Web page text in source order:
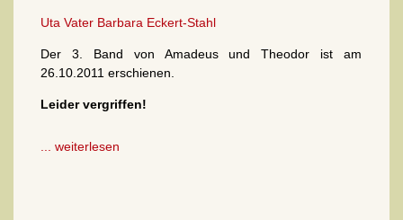
Uta Vater Barbara Eckert-Stahl
Der 3. Band von Amadeus und Theodor ist am
26.10.2011 erschienen.
Leider vergriffen!
... weiterlesen